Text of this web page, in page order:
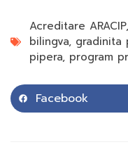
Acreditare ARACIP,
bilingva, gradinita
pipera, program
Facebook